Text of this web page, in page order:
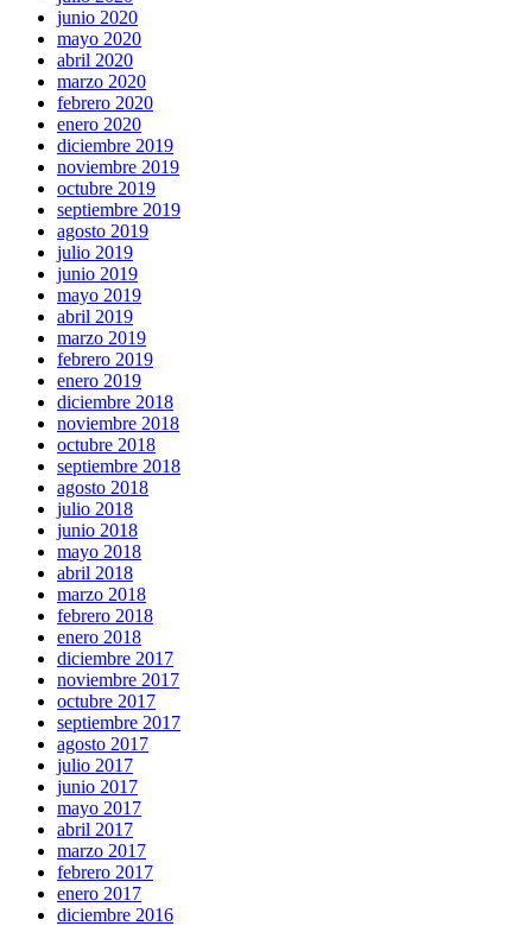
junio 2020
mayo 2020
abril 2020
marzo 2020
febrero 2020
enero 2020
diciembre 2019
noviembre 2019
octubre 2019
septiembre 2019
agosto 2019
julio 2019
junio 2019
mayo 2019
abril 2019
marzo 2019
febrero 2019
enero 2019
diciembre 2018
noviembre 2018
octubre 2018
septiembre 2018
agosto 2018
julio 2018
junio 2018
mayo 2018
abril 2018
marzo 2018
febrero 2018
enero 2018
diciembre 2017
noviembre 2017
octubre 2017
septiembre 2017
agosto 2017
julio 2017
junio 2017
mayo 2017
abril 2017
marzo 2017
febrero 2017
enero 2017
diciembre 2016